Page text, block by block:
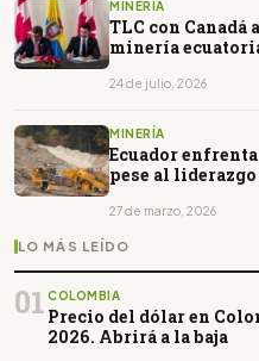
MINERÍA
TLC con
minería
24 de julio, 2026
MINERÍA
Ecuador
pese al
27 de marzo, 2026
LO MÁS LEÍDO
01 COLOMBIA
Precio del dólar en
2026. Abrirá a la baja